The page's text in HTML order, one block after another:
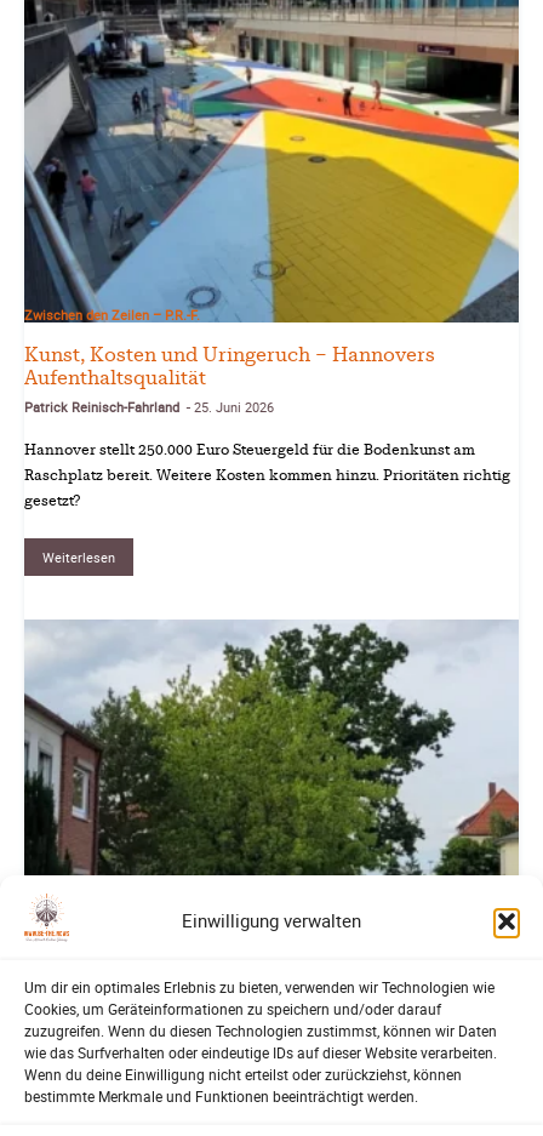
Einwilligung verwalten
Um dir ein optimales Erlebnis zu bieten, verwenden wir Technologien wie
Cookies, um Geräteinformationen zu speichern und/oder darauf
zuzugreifen. Wenn du diesen Technologien zustimmst, können wir Daten
wie das Surfverhalten oder eindeutige IDs auf dieser Website verarbeiten.
Wenn du deine Einwilligung nicht erteilst oder zurückziehst, können
bestimmte Merkmale und Funktionen beeinträchtigt werden.
Zwischen den Zeilen – P.R.-F.
Kunst, Kosten und Uringeruch – Hannovers
Aufenthaltsqualität
Patrick Reinisch-Fahrland - 25. Juni 2026
Hannover stellt 250.000 Euro Steuergeld für die Bodenkunst am
Raschplatz bereit. Weitere Kosten kommen hinzu. Prioritäten richtig
gesetzt?
Weiterlesen
Lehrte